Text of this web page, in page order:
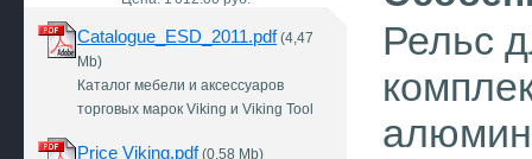
Catalogue_ESD_2011.pdf(4,47
Mb)
Каталог мебели и аксессуаров
торговых марок Viking и Viking Tool
Price Viking.pdf(0,58 Mb)
Рельс